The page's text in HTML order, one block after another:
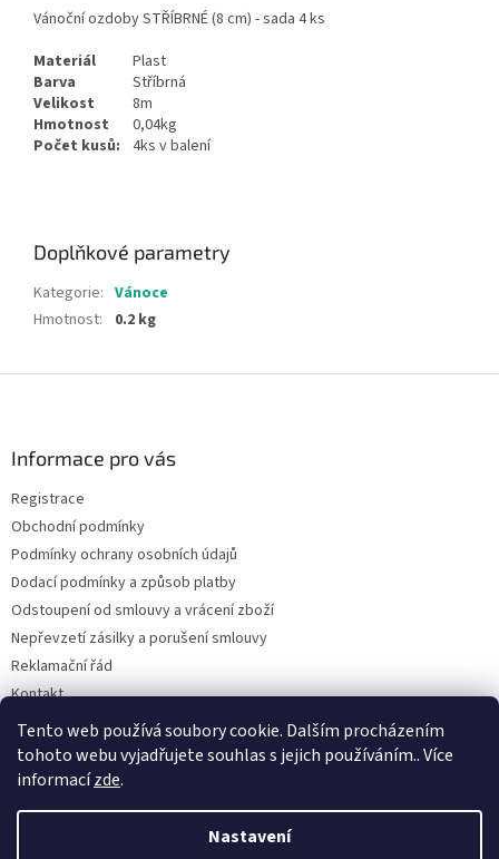
Tento web používá soubory cookie. Dalším procházením
tohoto webu vyjadřujete souhlas s jejich používáním.. Více
informacízde.
Nastavení
Vánoční ozdoby STŘÍBRNÉ (8 cm) - sada 4 ks
Materiál
Plast
Barva
Stříbrná
Velikost
8m
Hmotnost
0,04kg
Počet kusů: 4ks v balení
Doplňkové parametry
Kategorie: Vánoce
Hmotnost: 0.2 kg
Informace pro vás
Registrace
Obchodní podmínky
Podmínky ochrany osobních údajů
Dodací podmínky a způsob platby
Odstoupení od smlouvy a vrácení zboží
Nepřevzetí zásilky a porušení smlouvy
Reklamační řád
Kontakt
Napište nám